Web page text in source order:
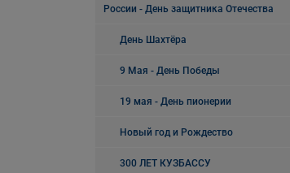
России - День защитника Отечества
День Шахтёра
9 Мая - День Победы
19 мая - День пионерии
Новый год и Рождество
300 ЛЕТ КУЗБАССУ